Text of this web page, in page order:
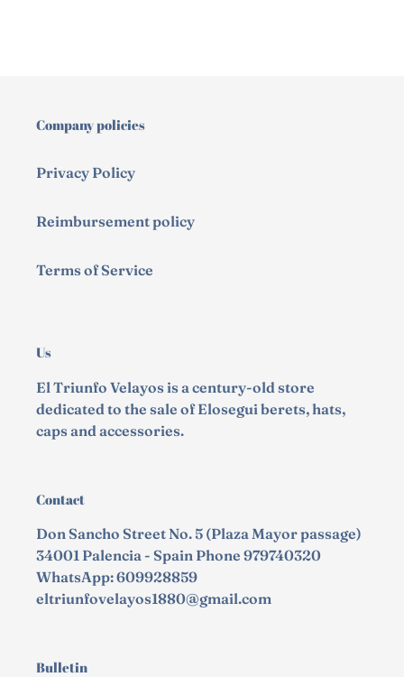
Company policies
Privacy Policy
Reimbursement policy
Terms of Service
Us
El Triunfo Velayos is a century-old store
dedicated to the sale of Elosegui berets, hats,
caps and accessories.
Contact
Don Sancho Street No. 5 (Plaza Mayor passage)
34001 Palencia - Spain Phone 979740320
WhatsApp: 609928859
eltriunfovelayos1880@gmail.com
Bulletin